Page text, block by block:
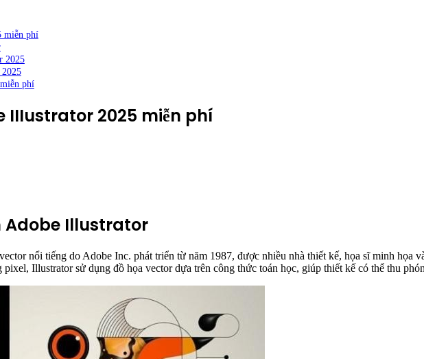
miễn phí
2025
phí
IIIustrator 2025 miễn phí
Adobe Illustrator
nổi tiếng do Adobe Inc. phát triển từ năm 1987, được nhiều nhà thiết kế, họa sĩ minh họa
pixel, Illustrator sử dụng đồ họa vector dựa trên công thức toán học, giúp thiết kế có thể thu